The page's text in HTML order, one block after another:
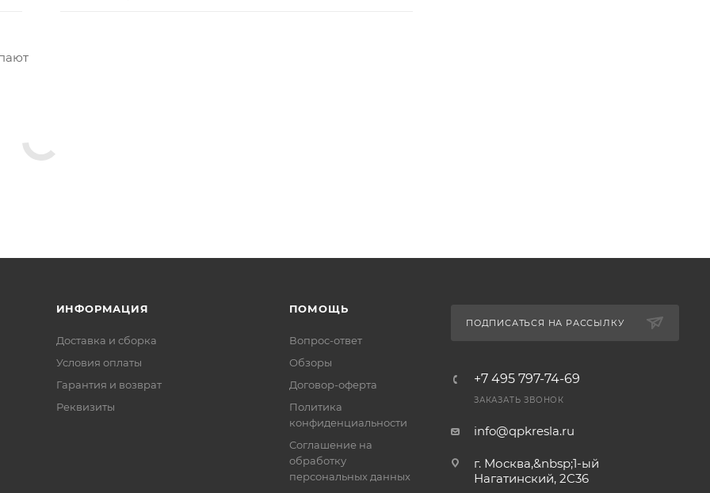
ИНФОРМАЦИЯ
Доставка и сборка
Условия оплаты
Гарантия и возврат
Реквизиты
ПОМОЩЬ
Вопрос-ответ
Обзоры
Договор-оферта
Политика
конфиденциальности
Соглашение на
обработку
персональных данных
ПОДПИСАТЬСЯ НА РАССЫЛКУ
+7 495 797-74-69
ЗАКАЗАТЬ ЗВОНОК
info@qpkresla.ru
г. Москва,&nbsp;1-ый
Нагатинский, 2C36